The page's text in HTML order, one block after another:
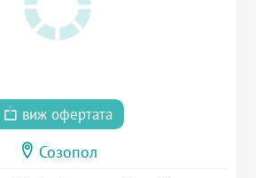
виж офертата
Созопол